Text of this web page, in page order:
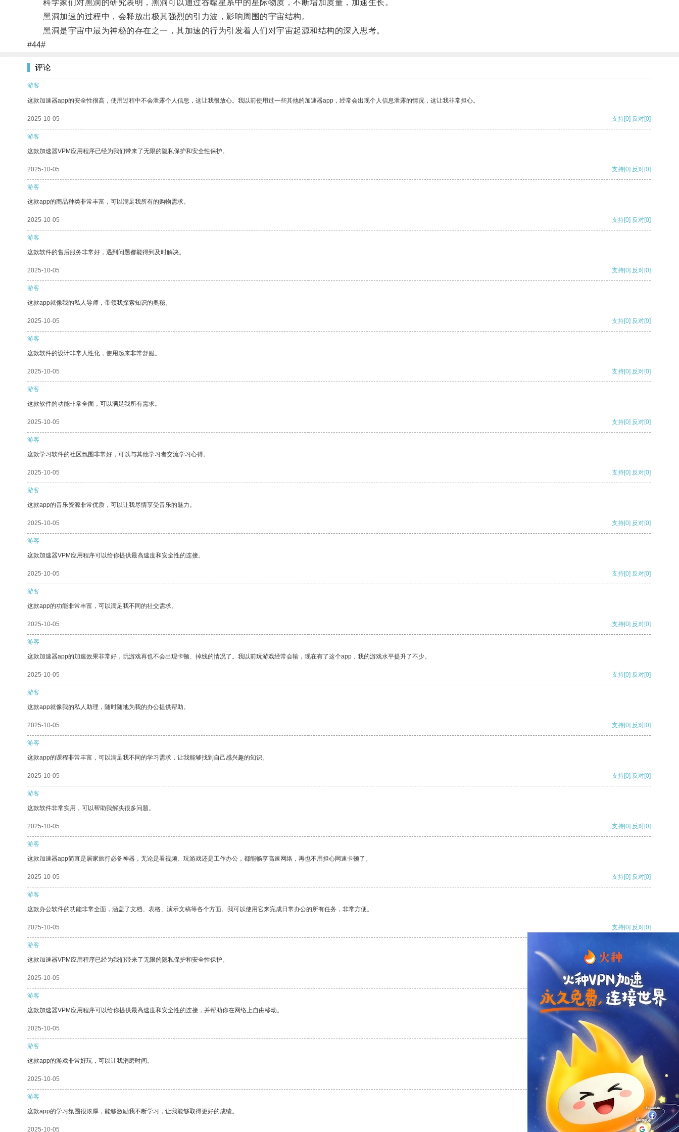
科学家们对黑洞的研究表明，黑洞可以通过吞噬星系中的星际物质，不断增加质量，加速生长。
黑洞加速的过程中，会释放出极其强烈的引力波，影响周围的宇宙结构。
黑洞是宇宙中最为神秘的存在之一，其加速的行为引发着人们对宇宙起源和结构的深入思考。
#44#
评论
游客
这款加速器app的安全性很高，使用过程中不会泄露个人信息，这让我很放心。我以前使用过一些其他的加速器app，经常会出现个人信息泄露的情况，这让我非常担心。
2025-10-05 支持[0] 反对[0]
游客
这款加速器VPM应用程序已经为我们带来了无限的隐私保护和安全性保护。
2025-10-05 支持[0] 反对[0]
游客
这款app的商品种类非常丰富，可以满足我所有的购物需求。
2025-10-05 支持[0] 反对[0]
游客
这款软件的售后服务非常好，遇到问题都能得到及时解决。
2025-10-05 支持[0] 反对[0]
游客
这款app就像我的私人导师，带领我探索知识的奥秘。
2025-10-05 支持[0] 反对[0]
游客
这款软件的设计非常人性化，使用起来非常舒服。
2025-10-05 支持[0] 反对[0]
游客
这款软件的功能非常全面，可以满足我所有需求。
2025-10-05 支持[0] 反对[0]
游客
这款学习软件的社区氛围非常好，可以与其他学习者交流学习心得。
2025-10-05 支持[0] 反对[0]
游客
这款app的音乐资源非常优质，可以让我尽情享受音乐的魅力。
2025-10-05 支持[0] 反对[0]
游客
这款加速器VPM应用程序可以给你提供最高速度和安全性的连接。
2025-10-05 支持[0] 反对[0]
游客
这款app的功能非常丰富，可以满足我不同的社交需求。
2025-10-05 支持[0] 反对[0]
游客
这款加速器app的加速效果非常好，玩游戏再也不会出现卡顿、掉线的情况了。我以前玩游戏经常会输，现在有了这个app，我的游戏水平提升了不少。
2025-10-05 支持[0] 反对[0]
游客
这款app就像我的私人助理，随时随地为我的办公提供帮助。
2025-10-05 支持[0] 反对[0]
游客
这款app的课程非常丰富，可以满足我不同的学习需求，让我能够找到自己感兴趣的知识。
2025-10-05 支持[0] 反对[0]
游客
这款软件非常实用，可以帮助我解决很多问题。
2025-10-05 支持[0] 反对[0]
游客
这款加速器app简直是居家旅行必备神器，无论是看视频、玩游戏还是工作办公，都能畅享高速网络，再也不用担心网速卡顿了。
2025-10-05 支持[0] 反对[0]
游客
这款办公软件的功能非常全面，涵盖了文档、表格、演示文稿等各个方面。我可以使用它来完成日常办公的所有任务，非常方便。
2025-10-05 支持[0] 反对[0]
游客
这款加速器VPM应用程序已经为我们带来了无限的隐私保护和安全性保护。
2025-10-05 支持[0] 反对
游客
这款加速器VPM应用程序可以给你提供最高速度和安全性的连接，并帮助你在网络上自由移动。
2025-10-05 支持
游客
这款app的游戏非常好玩，可以让我消磨时间。
2025-10-05 反对 [0]
游客
这款app的学习氛围很浓厚，能够激励我不断学习，让我能够取得更好的成绩。
2025-10-05 支持[0] 反对[0]